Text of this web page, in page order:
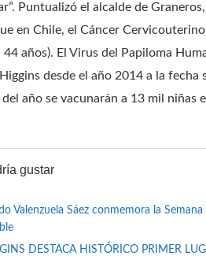
Puntualizó el alcalde de
en Chile, el Cáncer
años). El Virus del Papiloma
desde el año 2014 a la
año se vacunarán a 13 mil
gustar
Valenzuela Sáez conmemora la
DESTACA HISTÓRICO PRIMER